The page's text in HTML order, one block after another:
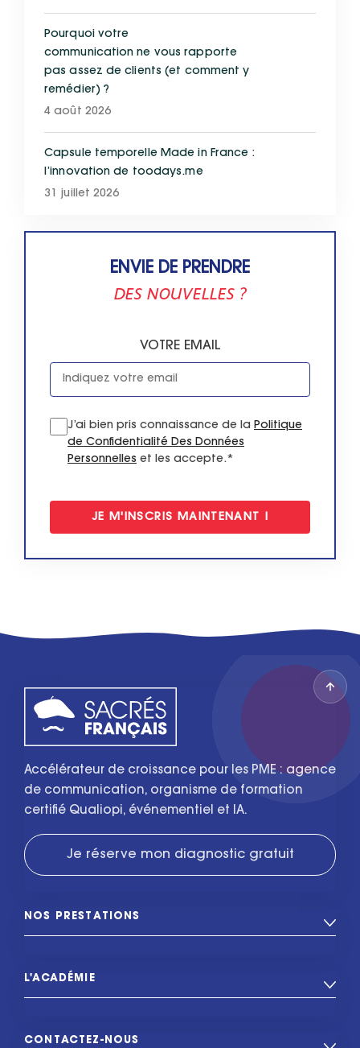
Pourquoi votre
communication ne vous rapporte
pas assez de clients (et comment y
remédier) ?
4 août 2026
Capsule temporelle Made in France :
l’innovation de toodays.me
31 juillet 2026
ENVIE DE PRENDRE
DES NOUVELLES ?
VOTRE EMAIL
J’ai bien pris connaissance de la Politique
de Confidentialité Des Données
Personnelles et les accepte.*
Accélérateur de croissance pour les PME : agence
de communication, organisme de formation
certifié Qualiopi, événementiel et IA.
Je réserve mon diagnostic gratuit
NOS PRESTATIONS
L'ACADÉMIE
CONTACTEZ-NOUS